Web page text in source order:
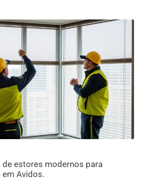
de estores modernos para
Avidos.